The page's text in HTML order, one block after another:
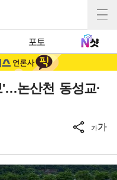
포토
논산천 동성교·
가가